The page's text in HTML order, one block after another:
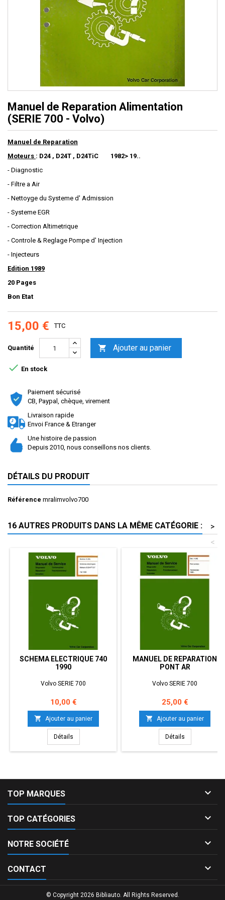
Manuel de Reparation Alimentation
(SERIE 700 - Volvo)
Manuel de Reparation
Moteurs : D24 , D24T , D24TiC 1982> 19..
- Diagnostic
- Filtre a Air
- Nettoyge du Systeme d' Admission
- Systeme EGR
- Correction Altimetrique
- Controle & Reglage Pompe d' Injection
- Injecteurs
Edition 1989
20 Pages
Bon Etat
15,00 € TTC
Quantité  Ajouter au panier
 En stock
Paiement sécurisé
CB, Paypal, chèque, virement
Livraison rapide
Envoi France & Etranger
Une histoire de passion
Depuis 2010, nous conseillons nos clients.
DÉTAILS DU PRODUIT
Référence mralimvolvo700
16 AUTRES PRODUITS DANS LA MÊME CATÉGORIE :
>
<
SCHEMA ELECTRIQUE 740
1990
Volvo SERIE 700
Prix
10,00 €
 Ajouter au panier
Détails
MANUEL DE REPARATION
PONT AR
Volvo SERIE 700
Prix
25,00 €
 Ajouter au panier
Détails
TOP MARQUES 
TOP CATÉGORIES 
NOTRE SOCIÉTÉ 
CONTACT 
© Copyright 2026 Bibliauto. All Rights Reserved.